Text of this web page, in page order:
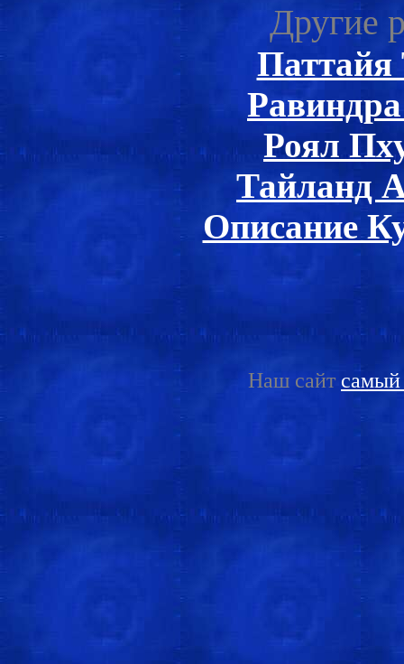
Другие
Паттайя
Роял
Тайланд
Описание
Наш сайт самый